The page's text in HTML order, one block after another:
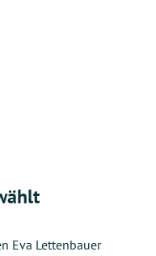
Eva Lettenbauer